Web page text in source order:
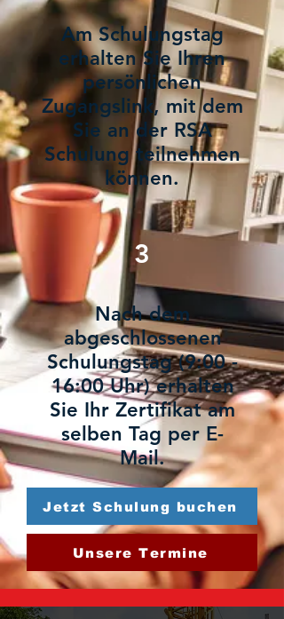
Am Schulungstag
erhalten Sie Ihren
persönlichen
Zugangslink, mit dem
Sie an der RSA
Schulung teilnehmen
können.
3
Nach dem
abgeschlossenen
Schulungstag (9:00 -
16:00 Uhr) erhalten
Sie Ihr Zertifikat am
selben Tag per E-
Mail.
Jetzt Schulung buchen
Unsere Termine